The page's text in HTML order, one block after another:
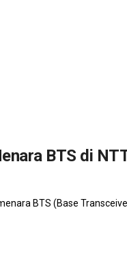
BTS di
BTS (Base